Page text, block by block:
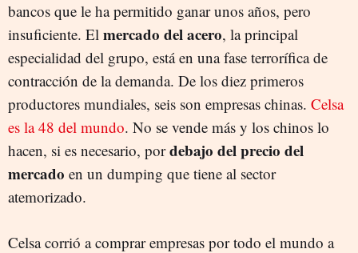
bancos que le ha permitido ganar unos años, pero
insuficiente. El mercado del acero, la principal
especialidad del grupo, está en una fase terrorífica de
contracción de la demanda. De los diez primeros
productores mundiales, seis son empresas chinas. Celsa
es la 48 del mundo. No se vende más y los chinos lo
hacen, si es necesario, pordebajo del precio del
mercado en un dumping que tiene al sector
atemorizado.
Celsa corrió a comprar empresas por todo el mundo a